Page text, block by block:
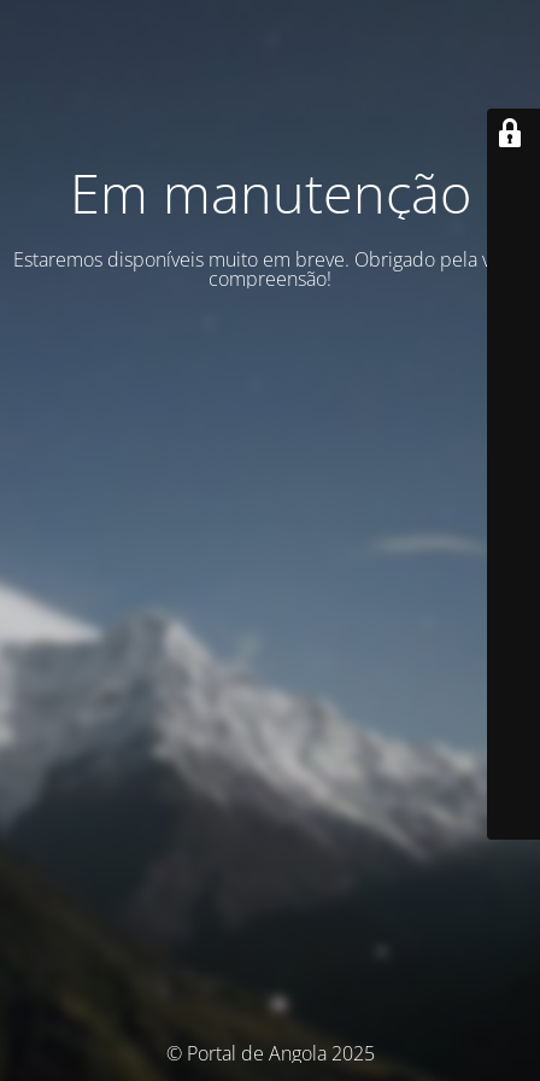
Em manutenção
Estaremos disponíveis muito em breve. Obrigado pela vossa
compreensão!
© Portal de Angola 2025